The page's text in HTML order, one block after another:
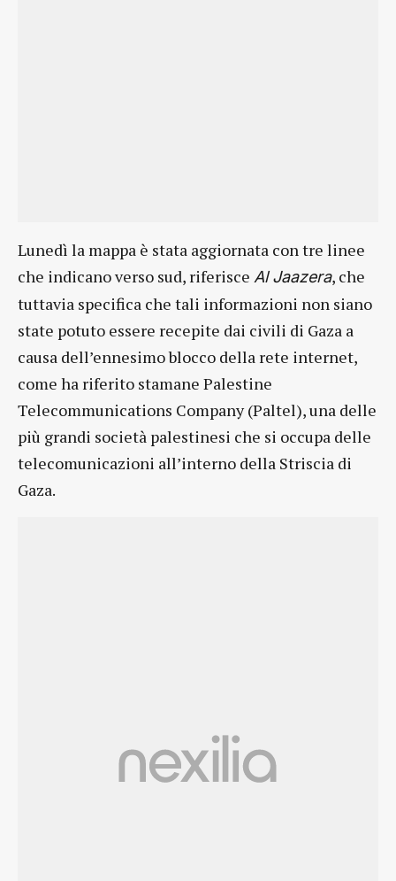
Lunedì la mappa è stata aggiornata con tre linee
che indicano verso sud, riferisce Al Jaazera, che
tuttavia specifica che tali informazioni non siano
state potuto essere recepite dai civili di Gaza a
causa dell’ennesimo blocco della rete internet,
come ha riferito stamane Palestine
Telecommunications Company (Paltel), una delle
più grandi società palestinesi che si occupa delle
telecomunicazioni all’interno della Striscia di
Gaza.